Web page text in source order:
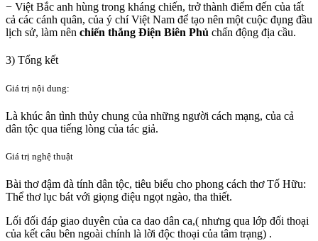
− Việt Bắc anh hùng trong kháng chiến, trở thành điểm đến của tất
cả các cánh quân, của ý chí Việt Nam để tạo nên một cuộc đụng đầu
lịch sử, làm nên chiến thắng Điện Biên Phủ chấn động địa cầu.
3) Tổng kết
Giá trị nội dung:
Là khúc ân tình thủy chung của những người cách mạng, của cả
dân tộc qua tiếng lòng của tác giả.
Giá trị nghệ thuật
Bài thơ đậm đà tính dân tộc, tiêu biểu cho phong cách thơ Tố Hữu:
Thể thơ lục bát với giọng điệu ngọt ngào, tha thiết.
Lối đối đáp giao duyên của ca dao dân ca,( nhưng qua lớp đối thoại
của kết câu bên ngoài chính là lời độc thoại của tâm trạng) .